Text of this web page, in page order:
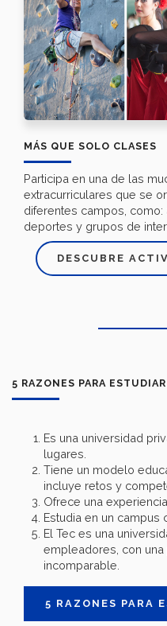
MÁS QUE SOLO CLASES
Participa en una de las
extracurriculares que se
diferentes campos,
deportes y grupos de
DESCUBRE
5 RAZONES PARA
Es una universidad
lugares.
Tiene un modelo
incluye retos y
Ofrece una
Estudia en un campus
El Tec es una
empleadores, con
incomparable.
5 RAZONES PARA